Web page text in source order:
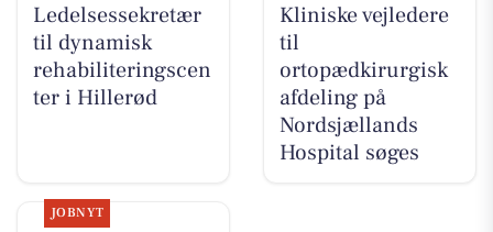
Ledelsessekretær
til dynamisk
rehabiliteringscen
ter i Hillerød
Kliniske vejledere
til
ortopædkirurgisk
afdeling på
Nordsjællands
Hospital søges
JOBNYT